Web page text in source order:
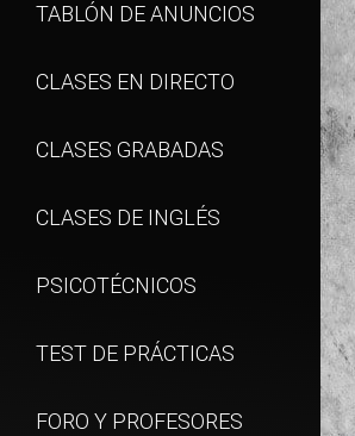
TABLÓN DE ANUNCIOS
CLASES EN DIRECTO
CLASES GRABADAS
CLASES DE INGLÉS
PSICOTÉCNICOS
TEST DE PRÁCTICAS
FORO Y PROFESORES